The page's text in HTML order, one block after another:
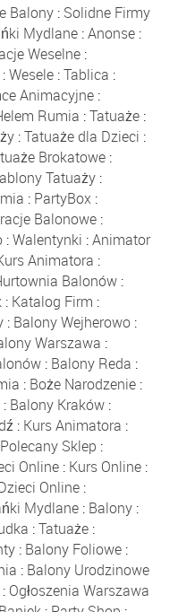
Balony: Solidne Firmy
Mydlane:Anonse:
Weselne :
Wesele:Tablica :
Animacyjne :
Rumia :Tatuaże:
:Tatuaże dla Dzieci :
Brokatowe:
Tatuaży :
: PartyBox:
Balonowe :
:Walentynki :Animator
Animatora :
Balonów :
: Katalog Firm :
: Balony Wejherowo:
Warszawa :
: Balony Reda :
: Boże Narodzenie:
: Balony Kraków :
: Kurs Animatora :
Polecany Sklep :
Online: Kurs Online:
Online :
Mydlane : Balony :
:Tatuaże:
: Balony Foliowe :
: Balony Urodzinowe
: Ogłoszenia Warszawa